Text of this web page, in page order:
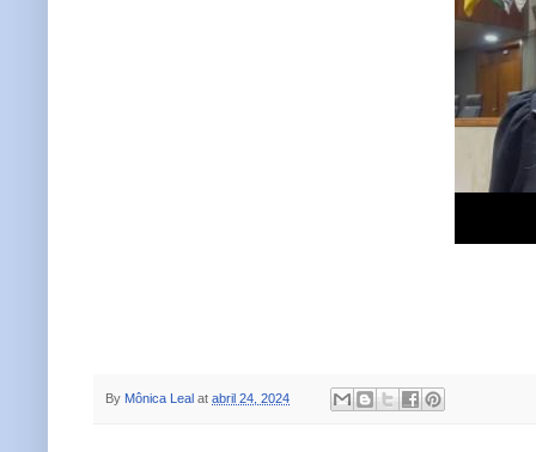
By Mônica Leal at abril 24, 2024